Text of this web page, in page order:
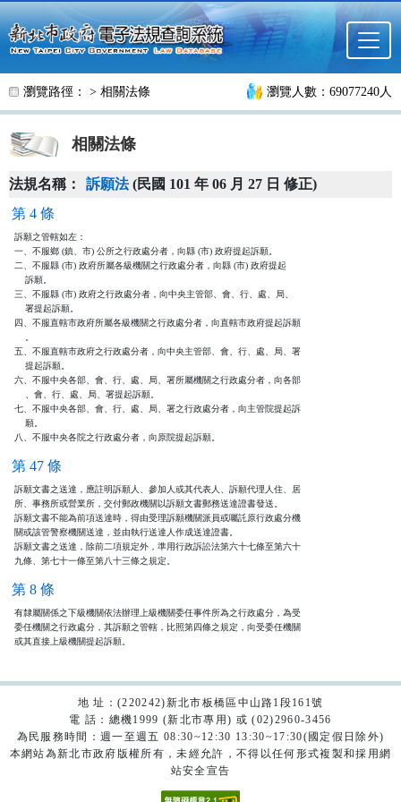
跳至主要內容
瀏覽路徑： > 相關法條 瀏覽人數：69077240人
相關法條
法規名稱： 訴願法(民國 101 年 06 月 27 日 修正)
第 4 條
訴願之管轄如左：
一、不服鄉 (鎮、市) 公所之行政處分者，向縣 (市) 政府提起訴願。
二、不服縣 (市) 政府所屬各級機關之行政處分者，向縣 (市) 政府提起
    訴願。
三、不服縣 (市) 政府之行政處分者，向中央主管部、會、行、處、局、
    署提起訴願。
四、不服直轄市政府所屬各級機關之行政處分者，向直轄市政府提起訴願
    。
五、不服直轄市政府之行政處分者，向中央主管部、會、行、處、局、署
    提起訴願。
六、不服中央各部、會、行、處、局、署所屬機關之行政處分者，向各部
    、會、行、處、局、署提起訴願。
七、不服中央各部、會、行、處、局、署之行政處分者，向主管院提起訴
    願。
八、不服中央各院之行政處分者，向原院提起訴願。
第 47 條
訴願文書之送達，應註明訴願人、參加人或其代表人、訴願代理人住、居
所、事務所或營業所，交付郵政機關以訴願文書郵務送達證書發送。
訴願文書不能為前項送達時，得由受理訴願機關派員或囑託原行政處分機
關或該管警察機關送達，並由執行送達人作成送達證書。
訴願文書之送達，除前二項規定外，準用行政訴訟法第六十七條至第六十
九條、第七十一條至第八十三條之規定。
第 8 條
有隸屬關係之下級機關依法辦理上級機關委任事件所為之行政處分，為受
委任機關之行政處分，其訴願之管轄，比照第四條之規定，向受委任機關
或其直接上級機關提起訴願。
地 址：(220242)新北市板橋區中山路1段161號
電 話：總機1999 (新北市專用) 或 (02)2960-3456
為民服務時間：週一至週五 08:30~12:30 13:30~17:30(國定假日除外)
本網站為新北市政府版權所有，未經允許，不得以任何形式複製和採用網
站安全宣告